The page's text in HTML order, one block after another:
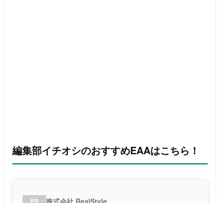
編集部イチオシのおすすめEAAはこちら！
PR 株式会社 RealStyle